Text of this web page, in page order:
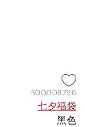
S00008796
七夕福袋
黑色